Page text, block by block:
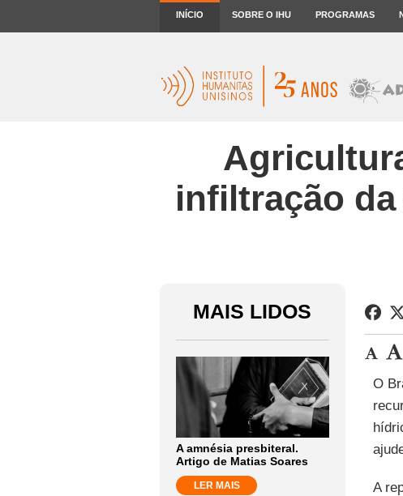
INÍCIO SOBRE O IHU PROGRAMAS
infiltração
MAIS LIDOS
A amnésia presbiteral.
Artigo de Matias Soares
LER MAIS
O
A